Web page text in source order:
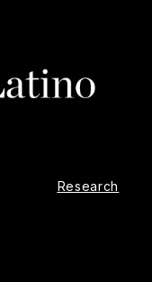
Research